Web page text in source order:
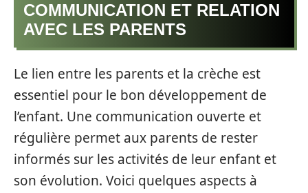
COMMUNICATION ET RELATION
AVEC LES PARENTS
Le lien entre les parents et la crèche est
essentiel pour le bon développement de
l’enfant. Une communication ouverte et
régulière permet aux parents de rester
informés sur les activités de leur enfant et
son évolution. Voici quelques aspects à